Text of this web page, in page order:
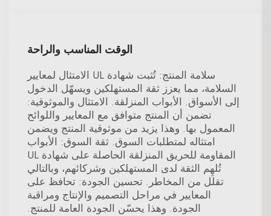
الوقت المناسب والراحة
سلامة المنتج: تُثبت شهادة UL الامتثال لمعايير
السلامة، مما يعزز ثقة المستهلكين ويسهّل الدخول
إلى الأسواق. الأبواب المنزلقة. الامتثال والموثوقية:
تضمن أن المنتج متوافق مع المعايير واللوائح
المعمول بها. وهذا يزيد من موثوقية المنتج ويضمن
امتثاله لمتطلبات السوق. ثقة السوق: الأبواب
المقاومة للحريق المنزلقة الحاصلة على شهادة UL
تُلهِم الثقة لدى المستهلكين وشركائهم، وبالتالي
تقلل من المخاطر. تحسين الجودة: تحافظ على
المعايير في مراحل التصميم والإنتاج ومراقبة
الجودة. وهذا يحسّن الجودة العامة للمنتج.